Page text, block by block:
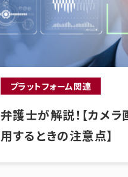
プラットフォーム関連
弁護士が解説！【カメ
用するときの注意点】